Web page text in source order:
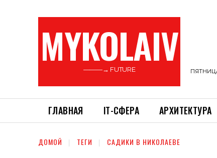
MYKOLAIV
———→ FUTURE
ГЛАВНАЯ ІТ-СФЕРА АРХИТЕКТУРА
ДОМОЙ ТЕГИ САДИКИ В НИКОЛАЕВЕ